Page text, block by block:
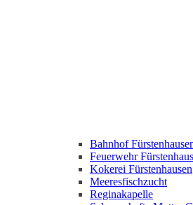
Bahnhof
Feuerwehr
Kokerei Fürstenhausen
Meeresfischzucht
Reginakapelle